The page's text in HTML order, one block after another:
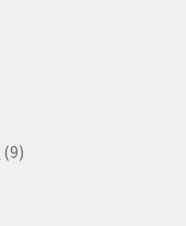
99